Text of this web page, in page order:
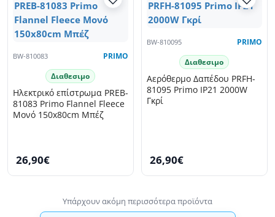
BW-810083 PRIMO
Διαθεσιμο
Ηλεκτρικό επίστρωμα PREB-
81083 Primo Flannel Fleece
Μονό 150x80cm Μπέζ
26,90€
BW-810095 PRIMO
Διαθεσιμο
Αερόθερμο Δαπέδου PRFH-
81095 Primo IP21 2000W
Γκρί
26,90€